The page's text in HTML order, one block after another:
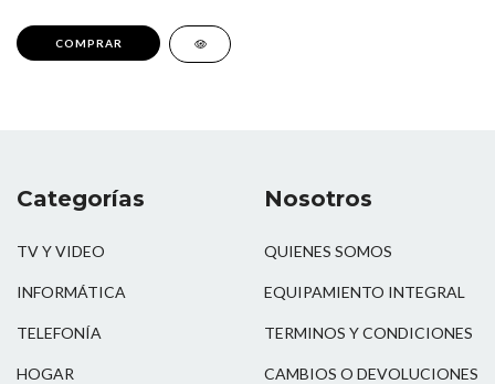
Categorías
TV Y VIDEO
INFORMÁTICA
TELEFONÍA
HOGAR
Nosotros
QUIENES SOMOS
EQUIPAMIENTO INTEGRAL
TERMINOS Y CONDICIONES
CAMBIOS O DEVOLUCIONES